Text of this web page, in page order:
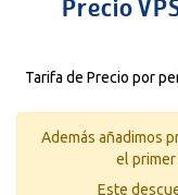
Precio
Tarifa de Precio por
Además añadimos
el primer
Este